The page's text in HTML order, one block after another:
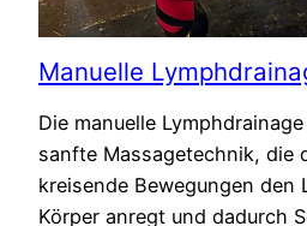
Manuelle
Die manuelle
sanfte Massagetechnik, die
kreisende Bewegungen den
Körper anregt und dadurch